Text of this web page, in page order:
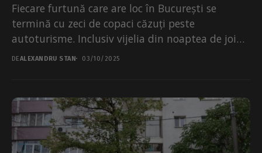
Fiecare furtună care are loc în București se
termină cu zeci de copaci căzuți peste
autoturisme. Inclusiv vijelia din noaptea de joi
spre...
DEALEXANDRU STAN 03/10/2025